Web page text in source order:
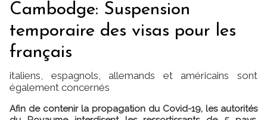
Cambodge: Suspension
temporaire des visas pour les
français
italiens, espagnols, allemands et américains sont
également concernés
Afin de contenir la propagation du Covid-19, les autorités